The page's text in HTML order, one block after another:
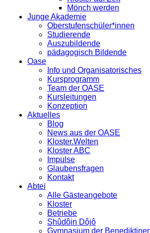
Mönch werden
Junge Akademie
Oberstufenschüler*innen
Studierende
Auszubildende
pädagogisch Bildende
Oase
Info und Organisatorisches
Kursprogramm
Team der OASE
Kursleitungen
Konzeption
Aktuelles
Blog
News aus der OASE
Kloster.Welten
Kloster ABC
Impulse
Glaubensfragen
Kontakt
Abtei
Alle Gästeangebote
Kloster
Betriebe
Shûdôin Dôjô
Gymnasium der Benediktiner